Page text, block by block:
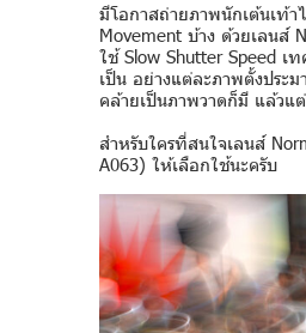
มีโอกาสถ่ายภาพนักเต้นเท้า
Movement บ้าง ด้วยเลนส์
ใช้ Slow Shutter Speed
เป็น อย่างแต่ละภาพตั้งประ
คล้ายเป็นภาพวาดก็มี แล้วแ
สำหรับใครที่สนใจเลนส์
A063) ให้เลือกใช้นะครับ